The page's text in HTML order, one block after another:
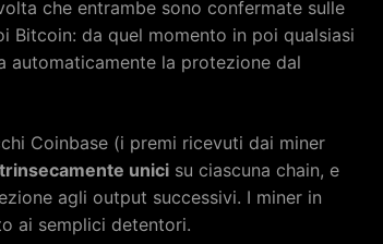
che entrambe sono confermate sulle
Bitcoin: da quel momento in poi qualsiasi
automaticamente la protezione dal
Coinbase (i premi ricevuti dai miner
unici su ciascuna chain, e
agli output successivi. I miner in
ai semplici detentori.